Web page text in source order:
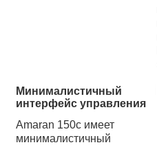
Минималистичный
интерфейс управления
Amaran 150c имеет
минималистичный